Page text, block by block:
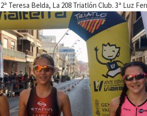
Teresa Belda, La 208 Triatlón Club. 3ª Luz